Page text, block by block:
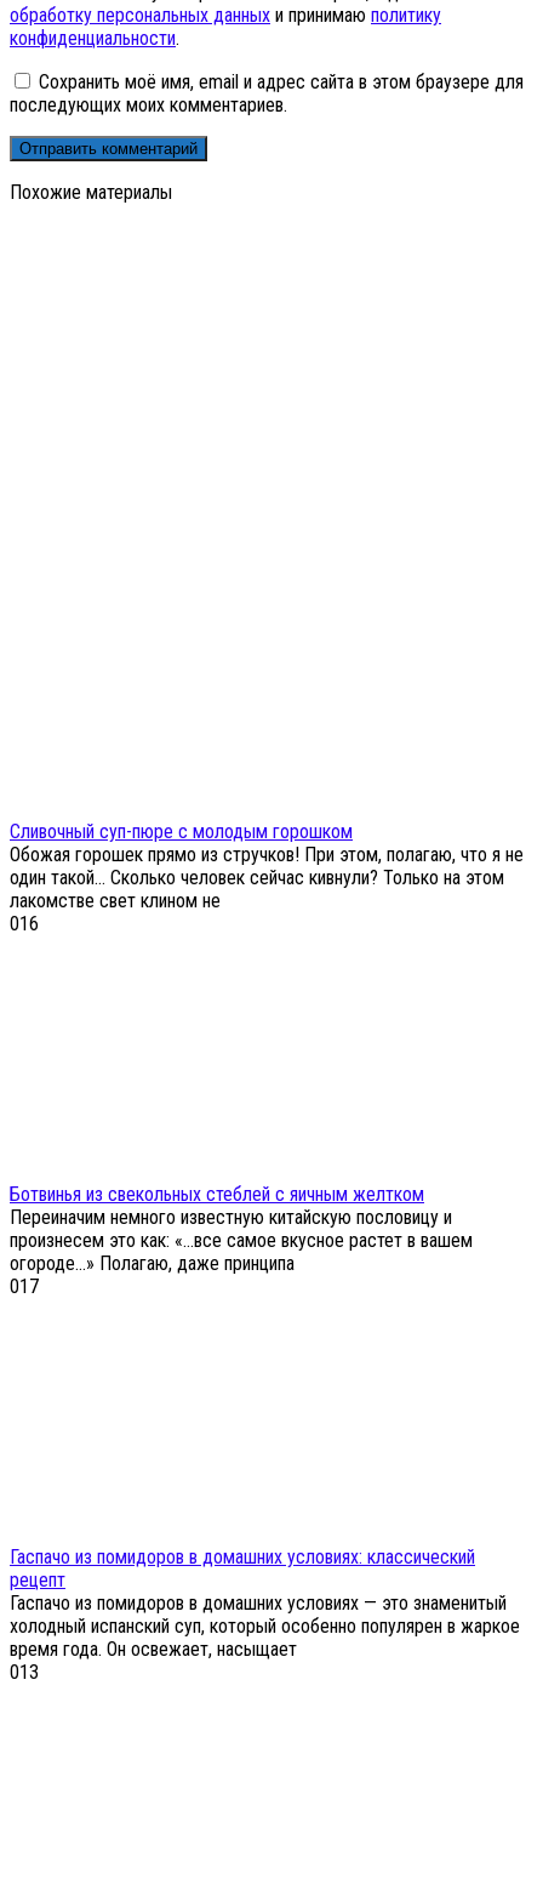
обработку персональных данных и принимаю политику
конфиденциальности.
Сохранить моё имя, email и адрес сайта в этом браузере для
последующих моих комментариев.
Похожие материалы
Сливочный суп-пюре с молодым горошком
Обожая горошек прямо из стручков! При этом, полагаю, что я не
один такой… Сколько человек сейчас кивнули? Только на этом
лакомстве свет клином не
016
Ботвинья из свекольных стеблей с яичным желтком
Переиначим немного известную китайскую пословицу и
произнесем это как: «…все самое вкусное растет в вашем
огороде...» Полагаю, даже принципа
017
Гаспачо из помидоров в домашних условиях: классический
рецепт
Гаспачо из помидоров в домашних условиях — это знаменитый
холодный испанский суп, который особенно популярен в жаркое
время года. Он освежает, насыщает
013